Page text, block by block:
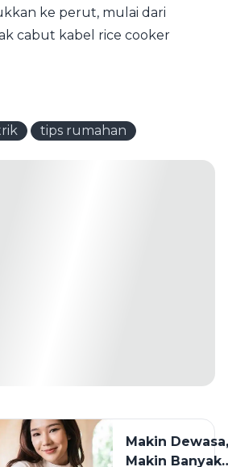
ke perut, mulai dari
cabut kabel rice cooker
tips rumahan
Makin Dewasa,
Makin Banyak